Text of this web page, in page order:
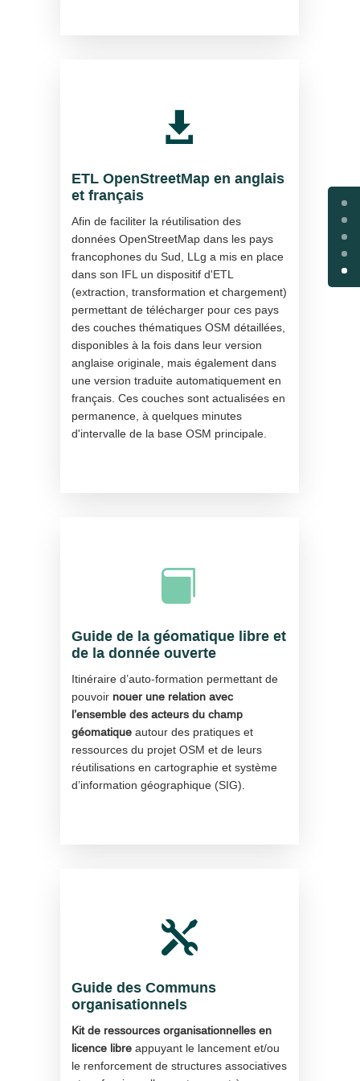

ETL OpenStreetMap en anglais
et français
Afin de faciliter la réutilisation des
données OpenStreetMap dans les pays
francophones du Sud, LLg a mis en place
dans son IFL un dispositif d'ETL
(extraction, transformation et chargement)
permettant de télécharger pour ces pays
des couches thématiques OSM détaillées,
disponibles à la fois dans leur version
anglaise originale, mais également dans
une version traduite automatiquement en
français. Ces couches sont actualisées en
permanence, à quelques minutes
d'intervalle de la base OSM principale.

Guide de la géomatique libre et
de la donnée ouverte
Itinéraire d’auto-formation permettant de
pouvoir nouer une relation avec
l’ensemble des acteurs du champ
géomatique autour des pratiques et
ressources du projet OSM et de leurs
réutilisations en cartographie et système
d’information géographique (SIG).

Guide des Communs
organisationnels
Kit de ressources organisationnelles en
licence libre appuyant le lancement et/ou
le renforcement de structures associatives